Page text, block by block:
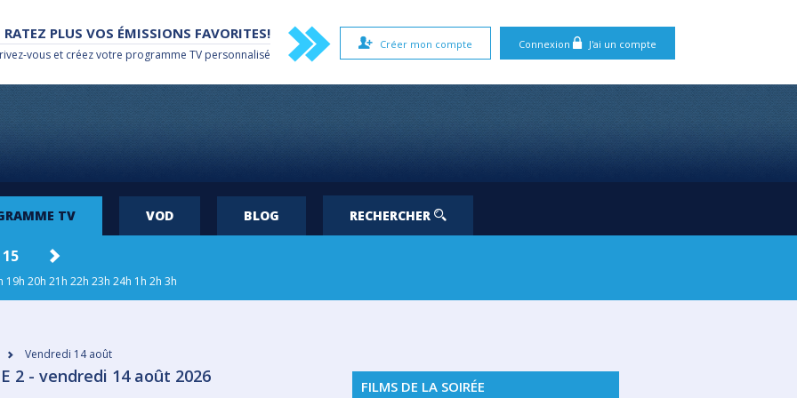
Connexion J'ai un compte
Créer mon compte
RATEZ PLUS VOS ÉMISSIONS FAVORITES!
vous et créez votre programme TV personnalisé
TV VOD BLOG RECHERCHER
19h 20h 21h 22h 23h 24h 1h 2h 3h
Vendredi 14 août
2 - vendredi 14 août 2026 FILMS DE LA SOIRÉE